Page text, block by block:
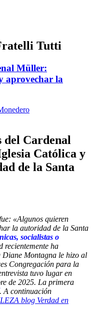
Tutti
Müller:
aprovechar la
del Cardenal
Católica y
de la Santa
«Algunos quieren
la autoridad de la Santa
socialistas o
recientemente ha
Diane Montagna le hizo al
Congregación para la
tuvo lugar en
de 2025. La primera
. A continuación
blog Verdad en